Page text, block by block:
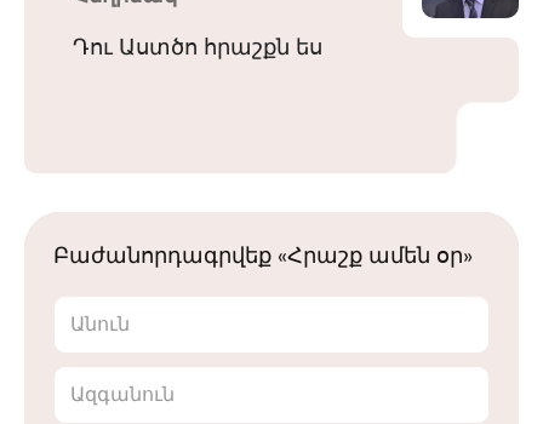
Դու Աստծո հրաշքն ես
Բաժանորդագրվեք «Հրաշք ամեն օր»
Անուն
Ազգանուն